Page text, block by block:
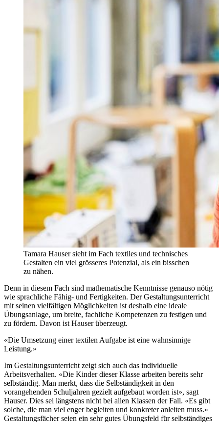
Tamara Hauser sieht im Fach textiles und technisches
Gestalten ein viel grösseres Potenzial, als ein bisschen
zu nähen.
Denn in diesem Fach sind mathematische Kenntnisse genauso nötig
wie sprachliche Fähig- und Fertigkeiten. Der Gestaltungsunterricht
mit seinen vielfältigen Möglichkeiten ist deshalb eine ideale
Übungsanlage, um breite, fachliche Kompetenzen zu festigen und
zu fördern. Davon ist Hauser überzeugt.
«Die Umsetzung einer textilen Aufgabe ist eine wahnsinnige
Leistung.»
Im Gestaltungsunterricht zeigt sich auch das individuelle
Arbeitsverhalten. «Die Kinder dieser Klasse arbeiten bereits sehr
selbständig. Man merkt, dass die Selbständigkeit in den
vorangehenden Schuljahren gezielt aufgebaut worden ist», sagt
Hauser. Dies sei längstens nicht bei allen Klassen der Fall. «Es gibt
solche, die man viel enger begleiten und konkreter anleiten muss.»
Gestaltungsfächer seien ein sehr gutes Übungsfeld für selbständiges